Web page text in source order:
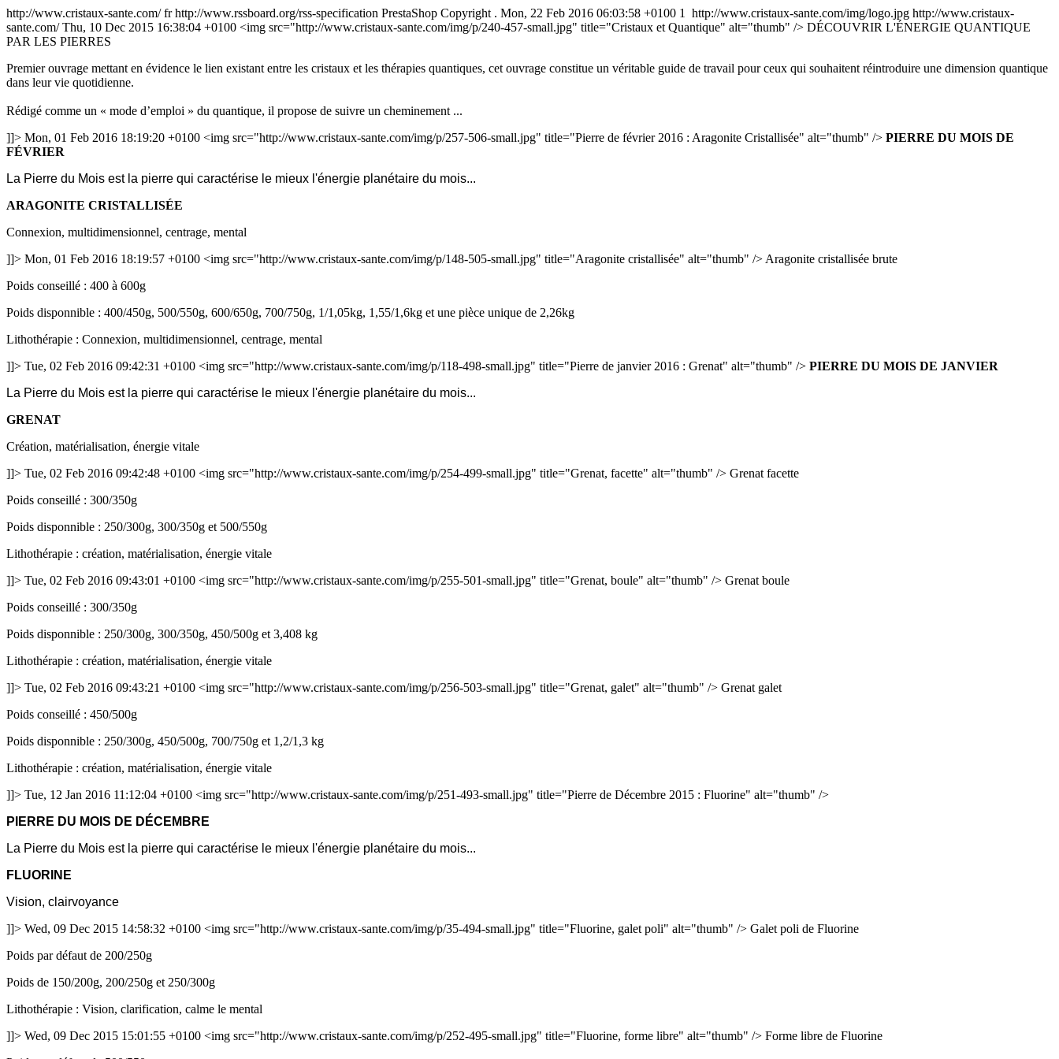
http://www.cristaux-sante.com/fr http://www.rssboard.org/rss-specification PrestaShop Copyright . Mon, 22 Feb 2016 06:03:58 +0100 1 http://www.cristaux-sante.com/img/logo.jpg http://www.cristaux-
sante.com/Thu, 10 Dec 2015 16:38:04 +0100 <img src="http://www.cristaux-sante.com/img/p/240-457-small.jpg" title="Cristaux et Quantique" alt="thumb" /> DÉCOUVRIR L'ÉNERGIE QUANTIQUE
PAR LES PIERRES
Premier ouvrage mettant en évidence le lien existant entre les cristaux et les thérapies quantiques, cet ouvrage constitue un véritable guide de travail pour ceux qui souhaitent réintroduire une dimension quantique
dans leur vie quotidienne.
Rédigé comme un « mode d’emploi » du quantique, il propose de suivre un cheminement ...
]]> Mon, 01 Feb 2016 18:19:20 +0100 <img src="http://www.cristaux-sante.com/img/p/257-506-small.jpg" title="Pierre de février 2016 : Aragonite Cristallisée" alt="thumb" /> PIERRE DU MOIS DE
FÉVRIER
La Pierre du Mois est la pierre qui caractérise le mieux l'énergie planétaire du mois...
ARAGONITE CRISTALLISÉE
Connexion, multidimensionnel, centrage, mental
]]> Mon, 01 Feb 2016 18:19:57 +0100 <img src="http://www.cristaux-sante.com/img/p/148-505-small.jpg" title="Aragonite cristallisée" alt="thumb" /> Aragonite cristallisée brute
Poids conseillé : 400 à 600g
Poids disponnible : 400/450g, 500/550g, 600/650g, 700/750g, 1/1,05kg, 1,55/1,6kg et une pièce unique de 2,26kg
Lithothérapie : Connexion, multidimensionnel, centrage, mental
]]> Tue, 02 Feb 2016 09:42:31 +0100 <img src="http://www.cristaux-sante.com/img/p/118-498-small.jpg" title="Pierre de janvier 2016 : Grenat" alt="thumb" /> PIERRE DU MOIS DE JANVIER
La Pierre du Mois est la pierre qui caractérise le mieux l'énergie planétaire du mois...
GRENAT
Création, matérialisation, énergie vitale
]]> Tue, 02 Feb 2016 09:42:48 +0100 <img src="http://www.cristaux-sante.com/img/p/254-499-small.jpg" title="Grenat, facette" alt="thumb" /> Grenat facette
Poids conseillé : 300/350g
Poids disponnible : 250/300g, 300/350g et 500/550g
Lithothérapie : création, matérialisation, énergie vitale
]]> Tue, 02 Feb 2016 09:43:01 +0100 <img src="http://www.cristaux-sante.com/img/p/255-501-small.jpg" title="Grenat, boule" alt="thumb" /> Grenat boule
Poids conseillé : 300/350g
Poids disponnible : 250/300g, 300/350g, 450/500g et 3,408 kg
Lithothérapie : création, matérialisation, énergie vitale
]]> Tue, 02 Feb 2016 09:43:21 +0100 <img src="http://www.cristaux-sante.com/img/p/256-503-small.jpg" title="Grenat, galet" alt="thumb" /> Grenat galet
Poids conseillé : 450/500g
Poids disponnible : 250/300g, 450/500g, 700/750g et 1,2/1,3 kg
Lithothérapie : création, matérialisation, énergie vitale
]]> Tue, 12 Jan 2016 11:12:04 +0100 <img src="http://www.cristaux-sante.com/img/p/251-493-small.jpg" title="Pierre de Décembre 2015 : Fluorine" alt="thumb" />
PIERRE DU MOIS DE DÉCEMBRE
La Pierre du Mois est la pierre qui caractérise le mieux l'énergie planétaire du mois...
FLUORINE
Vision, clairvoyance
]]> Wed, 09 Dec 2015 14:58:32 +0100 <img src="http://www.cristaux-sante.com/img/p/35-494-small.jpg" title="Fluorine, galet poli" alt="thumb" /> Galet poli de Fluorine
Poids par défaut de 200/250g
Poids de 150/200g, 200/250g et 250/300g
Lithothérapie : Vision, clarification, calme le mental
]]> Wed, 09 Dec 2015 15:01:55 +0100 <img src="http://www.cristaux-sante.com/img/p/252-495-small.jpg" title="Fluorine, forme libre" alt="thumb" /> Forme libre de Fluorine